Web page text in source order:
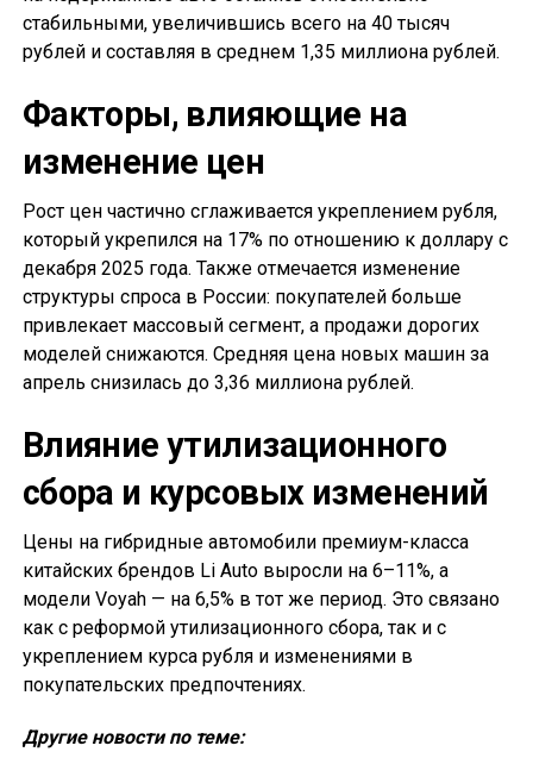
стабильными, увеличившись всего на 40 тысяч
рублей и составляя в среднем 1,35 миллиона рублей.
Факторы, влияющие на
изменение цен
Рост цен частично сглаживается укреплением рубля,
который укрепился на 17% по отношению к доллару с
декабря 2025 года. Также отмечается изменение
структуры спроса в России: покупателей больше
привлекает массовый сегмент, а продажи дорогих
моделей снижаются. Средняя цена новых машин за
апрель снизилась до 3,36 миллиона рублей.
Влияние утилизационного
сбора и курсовых изменений
Цены на гибридные автомобили премиум-класса
китайских брендов Li Auto выросли на 6–11%, а
модели Voyah — на 6,5% в тот же период. Это связано
как с реформой утилизационного сбора, так и с
укреплением курса рубля и изменениями в
покупательских предпочтениях.
Другие новости по теме: